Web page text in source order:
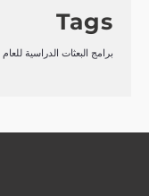
Tags
برامج البعثات الدراسية للعام 2023-2024